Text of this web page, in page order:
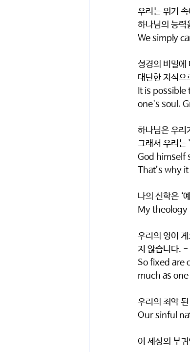
우리는 위기
하나님의 능력
We simply
성경의 비밀에
대단한 지식
It is
one's soul.
하나님은 우리
그래서 우리
God himself
That’s why
나의 신학은 ‘
My
우리의 영이
지 않습니다. -
So fixed are
much as
우리의 죄악
Our sinful
이 세상의 부